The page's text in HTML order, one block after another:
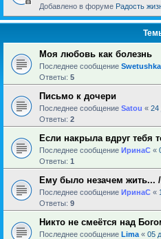
Добавлено в форуме Радость
Моя любовь как болезнь
Последнее сообщение Swetushka
Ответы: 5
Письмо к дочери
Последнее сообщение Satou « 24
Ответы: 2
Если накрыла вдруг тебя
Последнее сообщение ИринаC «
Ответы: 1
Ему было незачем жить... /
Последнее сообщение ИринаC «
Ответы: 9
Никто не смеётся над
Последнее сообщение Lima « 05